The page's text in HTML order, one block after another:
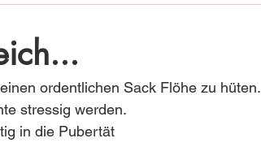
ordentlichen Sack Flöhe zu hüten.
stressig werden.
in die Pubertät